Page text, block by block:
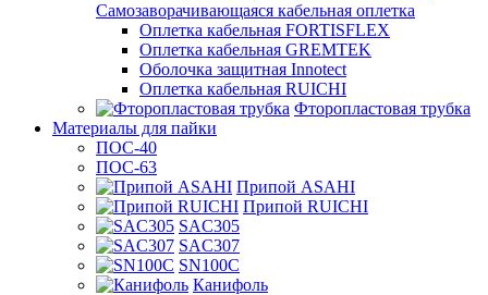
Самозаворачивающаяся кабельная оплетка
Оплетка кабельная FORTISFLEX
Оплетка кабельная GREMTEK
Оболочка защитная Innotect
Оплетка кабельная RUICHI
Фторопластовая трубка
Материалы для пайки
ПОС-40
ПОС-63
Припой ASAHI
Припой RUICHI
SAC305
SAC307
SN100C
Канифоль